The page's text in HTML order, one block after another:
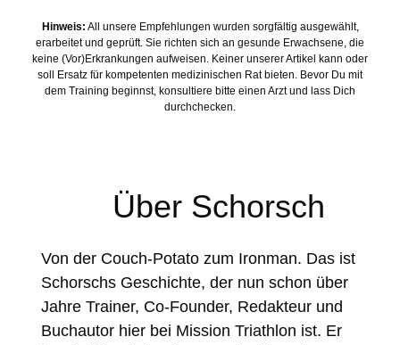
Hinweis: All unsere Empfehlungen wurden sorgfältig ausgewählt,
erarbeitet und geprüft. Sie richten sich an gesunde Erwachsene, die
keine (Vor)Erkrankungen aufweisen. Keiner unserer Artikel kann oder
soll Ersatz für kompetenten medizinischen Rat bieten. Bevor Du mit
dem Training beginnst, konsultiere bitte einen Arzt und lass Dich
durchchecken.
Über Schorsch
Von der Couch-Potato zum Ironman. Das ist
Schorschs Geschichte, der nun schon über
Jahre Trainer, Co-Founder, Redakteur und
Buchautor hier bei Mission Triathlon ist. Er